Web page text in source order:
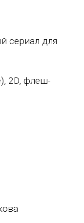
сериал для
2D, флеш-